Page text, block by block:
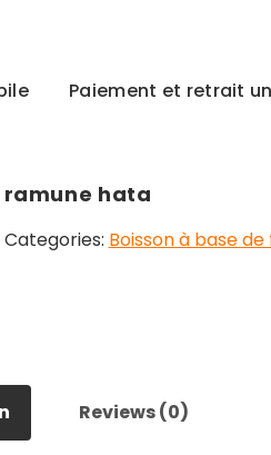
Paiement et retrait
ramune hata
Categories: Boisson à base
Reviews (0)